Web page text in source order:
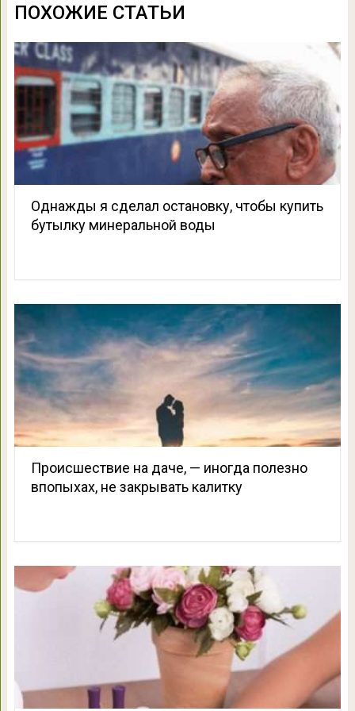
ПОХОЖИЕ СТАТЬИ
Однажды я сделал остановку, чтобы купить
бутылку минеральной воды
Происшествие на даче, — иногда полезно
впопыхах, не закрывать калитку